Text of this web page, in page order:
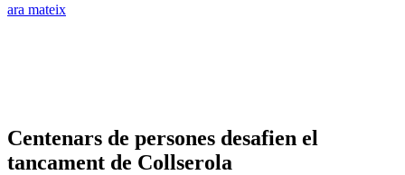
ara mateix
Centenars de persones desafien el
tancament de Collserola